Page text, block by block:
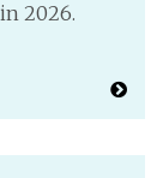
2026.